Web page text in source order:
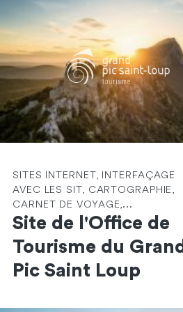
SITES INTERNET, INTERFAÇAGE
AVEC LES SIT, CARTOGRAPHIE,
CARNET DE VOYAGE,...
Site de l'Office de
Tourisme du Grand
Pic Saint Loup